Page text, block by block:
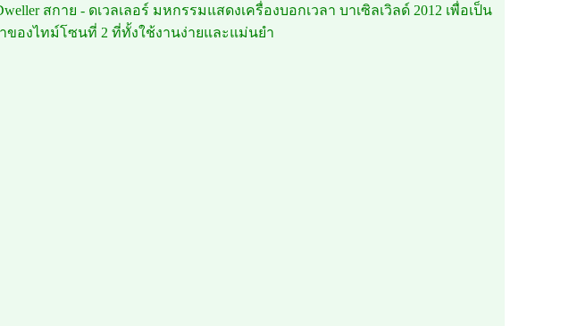
สกาย - ดเวลเลอร์ มหกรรมแสดงเครื่องบอกเวลา บาเซิลเวิลด์ 2012 เพื่อเป็น
องไทม์โซนที่ 2 ที่ทั้งใช้งานง่ายและแม่นยำ